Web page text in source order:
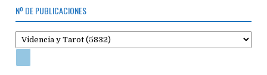
Nº DE PUBLICACIONES